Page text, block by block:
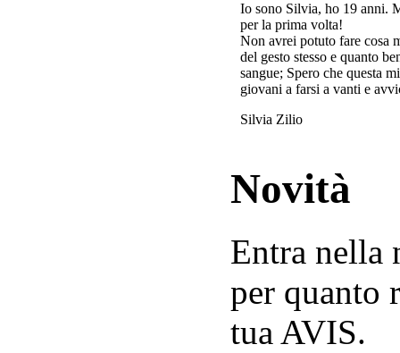
Io sono Silvia, ho 19 anni.
per la prima volta!
Non avrei potuto fare cosa
del gesto stesso e quanto
sangue; Spero che questa
giovani a farsi a vanti e
Silvia Zilio
Novità
Entra nella
per quanto
tua AVIS.